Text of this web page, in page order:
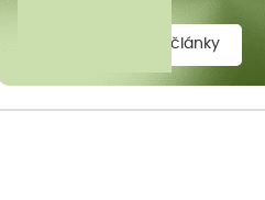
zobrazit všechny články